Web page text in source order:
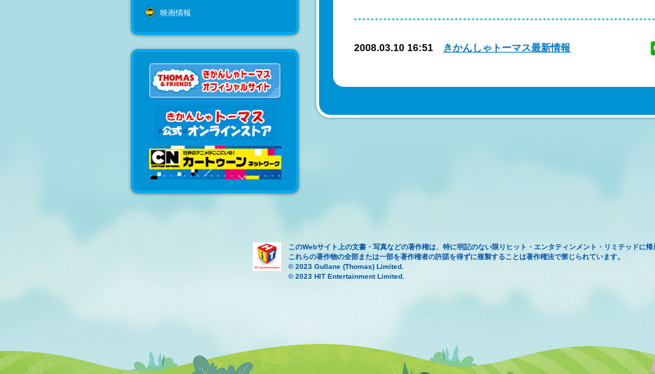
映画情報
2008.03.10 16:51 きかんしゃトーマス最新情報
このWebサイト上の文書・写真などの著作権は、特に明記のない限りヒット・エンタティンメント・リミテッドに帰
これらの著作物の全部または一部を著作権者の許諾を得ずに複製することは著作権法で禁じられています。
© 2023 Gullane (Thomas) Limited.
© 2023 HIT Entertainment Limited.